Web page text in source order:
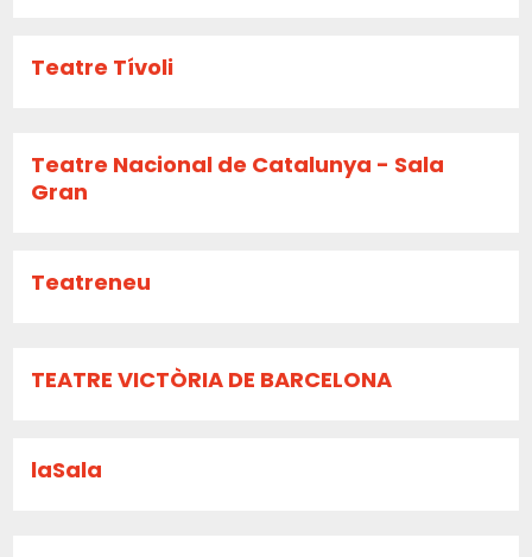
Teatre Tívoli
Teatre Nacional de Catalunya - Sala
Gran
Teatreneu
TEATRE VICTÒRIA DE BARCELONA
laSala